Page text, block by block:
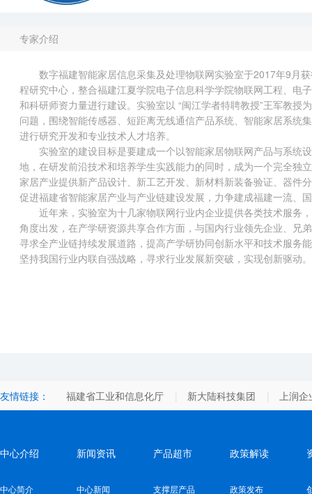
专家介绍
数字福建智能家居信息采集及处理物联网实验室于2017年9月
程研究中心，整合福建江夏学院电子信息科学学院物联网工程、电
和科研师资力量进行建设。实验室以 “闽江学者特聘教授”王军教
问题，围绕智能传感器、短距离无线通信产品系统、智能家居系统
进行研究开发和专业技术人才培养。
实验室的建设目标是要建成一个以智能家居物联网产品与系统
地，在研发前沿技术和培养学生实践能力的同时，成为一个完全独
家居产业提供新产品设计、新工艺开发、新材料新装备验证、器件
促进福建省智能家居产业与产业链建设发展，力争建成福建一流、
近年来，实验室为十几家物联网行业内企业提供各类技术服务
角度出发，在产学研资源共享合作方面，与国内行业领先企业、兄
寻求全产业链持续发展道路，提高产学研协同创新水平和技术服务
坚持我国行业内联自强战略，寻求行业发展新突破，实现创新驱动。
友情链接： 福建省工业和信息化厅 新大陆科技集团 上润企
中心介绍
中心简介
新闻资讯
中心新闻
产品超市
支撑层产品
政策解读
政策发布